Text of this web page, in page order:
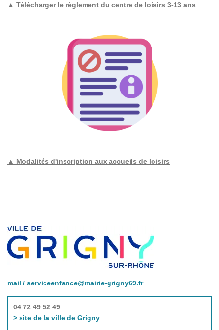
▲ Télécharger le règlement du centre de loisirs 3-13 ans
▲ Modalités d'inscription aux accueils de loisirs
mail / serviceenfance@mairie-grigny69.fr
04 72 49 52 49
> site de la ville de Grigny